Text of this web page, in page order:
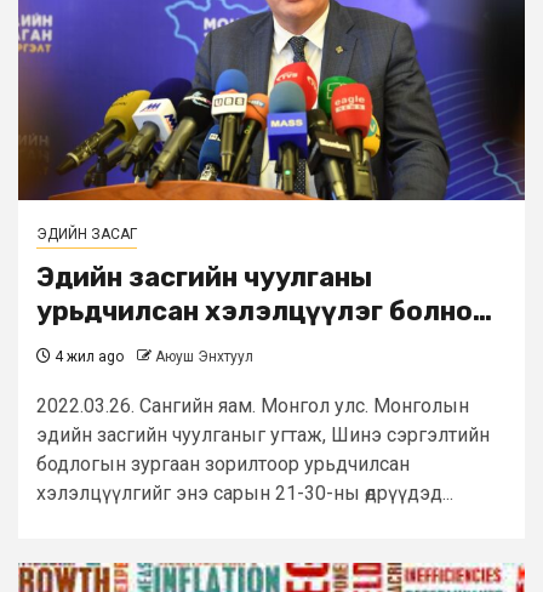
ЭДИЙН ЗАСАГ
Эдийн засгийн чуулганы
урьдчилсан хэлэлцүүлэг болно…
4 жил ago Аюуш Энхтуул
2022.03.26. Сангийн яам. Монгол улс. Монголын
эдийн засгийн чуулганыг угтаж, Шинэ сэргэлтийн
бодлогын зургаан зорилтоор урьдчилсан
хэлэлцүүлгийг энэ сарын 21-30-ны өдрүүдэд...